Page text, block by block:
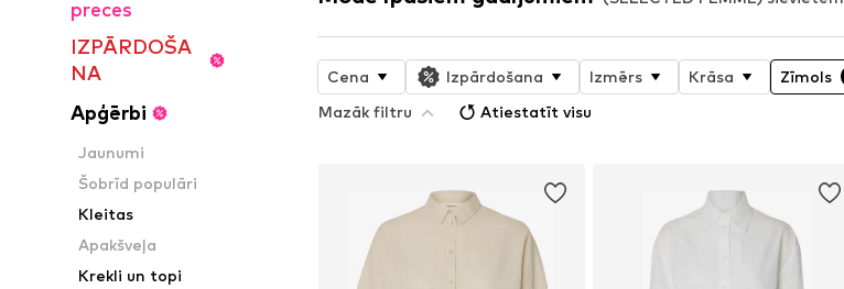
preces
IZPĀRDOŠA
NA
Apģērbi
Jaunumi
Šobrīd populāri
Kleitas
Apakšveļa
Krekli un topi
Cena Izpārdošana Izmērs Krāsa Zīmols
Mazāk filtru
Atiestatīt visu